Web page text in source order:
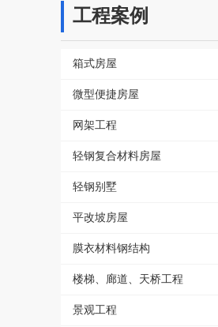
工程案例
箱式房屋
微型便捷房屋
网架工程
轻钢复合材料房屋
轻钢别墅
平改坡房屋
膜衣材料钢结构
楼梯、廊道、天桥工程
景观工程